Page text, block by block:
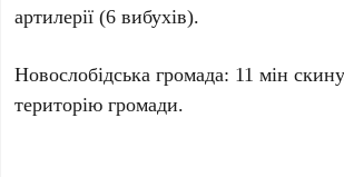
артилерії (6 вибухів).
Новослобідська громада: 11 мін
територію громади.